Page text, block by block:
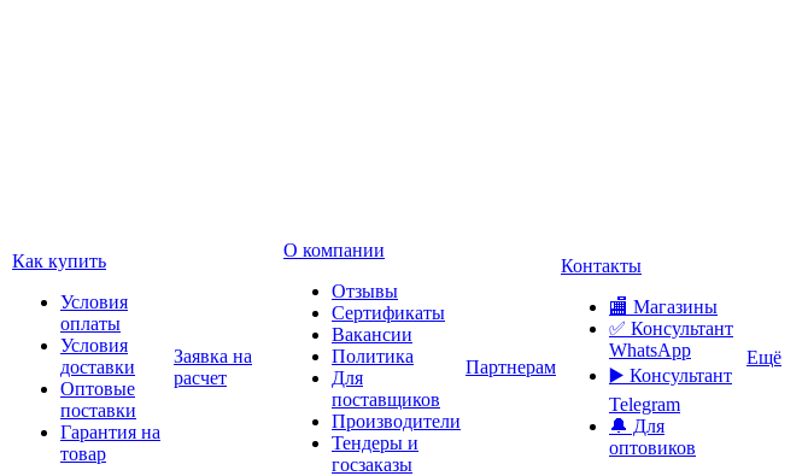
Как купить
Условия
оплаты
Условия
доставки
Оптовые
поставки
Гарантия на
товар
Заявка на
расчет
О компании
Отзывы
Сертификаты
Вакансии
Политика
Для
поставщиков
Производители
Тендеры и
госзаказы
Партнерам
Контакты
🏬 Магазины
✅️ Консультант
WhatsApp
▶️ Консультант
Telegram
🔔 Для
оптовиков
Ещё